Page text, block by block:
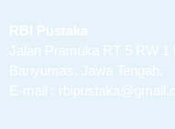
RBI Pustaka
Jalan Pramuka RT 5 RW 1
Banyumas, Jawa Tengah.
E-mail :